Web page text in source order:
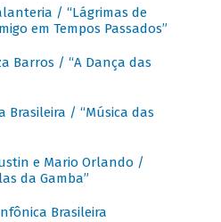
/ “Lágrimas de
em Tempos Passados”
Barros / “A Dança das
Brasileira / “Música das
e Mario Orlando /
da Gamba”
Brasileira